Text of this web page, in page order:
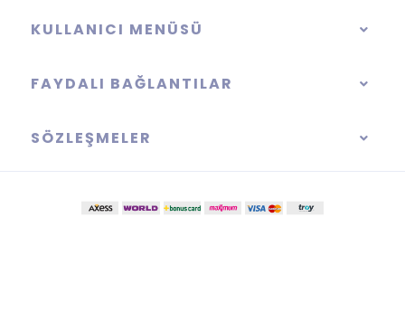
KULLANICI MENÜSÜ
FAYDALI BAĞLANTILAR
SÖZLEŞMELER